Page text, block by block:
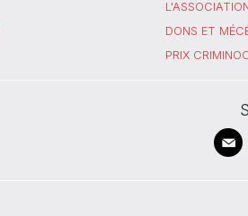
DONS ET
PRIX